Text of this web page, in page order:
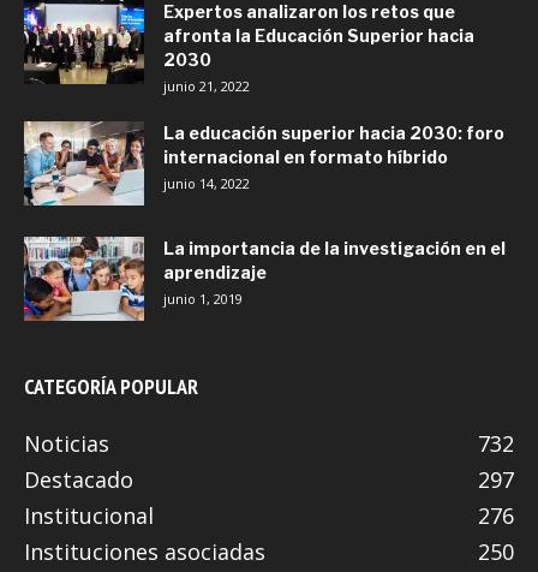
Expertos analizaron los retos que
afronta la Educación Superior hacia
2030
junio 21, 2022
La educación superior hacia 2030: foro
internacional en formato híbrido
junio 14, 2022
La importancia de la investigación en el
aprendizaje
junio 1, 2019
CATEGORÍA POPULAR
Noticias
732
Destacado
297
Institucional
276
Instituciones asociadas
250